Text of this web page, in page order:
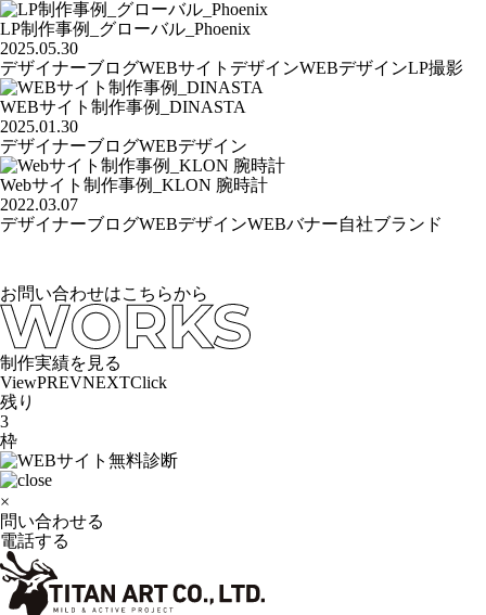
LP制作事例_グローバル_Phoenix
2025.05.30
デザイナーブログWEBサイトデザインWEBデザインLP撮影
WEBサイト制作事例_DINASTA
2025.01.30
デザイナーブログWEBデザイン
Webサイト制作事例_KLON 腕時計
2022.03.07
デザイナーブログWEBデザインWEBバナー自社ブランド
お問い合わせはこちらから
制作実績を見る
ViewPREVNEXTClick
残り
3
枠
×
問い合わせる
電話する